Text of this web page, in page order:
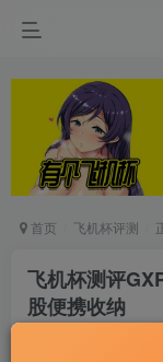
首页 飞机杯评测
飞机杯测评
股便携收纳